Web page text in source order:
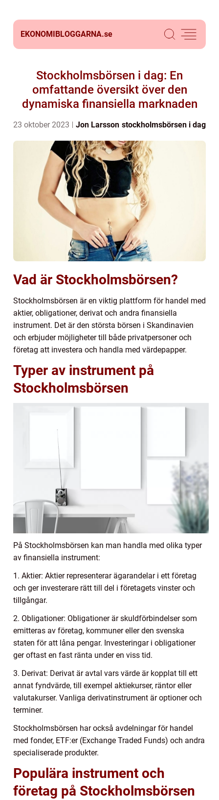
EKONOMIBLOGGARNA.se
Stockholmsbörsen i dag: En
omfattande översikt över den
dynamiska finansiella marknaden
23 oktober 2023 Jon Larsson stockholmsbörsen i dag
Vad är Stockholmsbörsen?
Stockholmsbörsen är en viktig plattform för handel med
aktier, obligationer, derivat och andra finansiella
instrument. Det är den största börsen i Skandinavien
och erbjuder möjligheter till både privatpersoner och
företag att investera och handla med värdepapper.
Typer av instrument på
Stockholmsbörsen
På Stockholmsbörsen kan man handla med olika typer
av finansiella instrument:
1. Aktier: Aktier representerar ägarandelar i ett företag
och ger investerare rätt till del i företagets vinster och
tillgångar.
2. Obligationer: Obligationer är skuldförbindelser som
emitteras av företag, kommuner eller den svenska
staten för att låna pengar. Investeringar i obligationer
ger oftast en fast ränta under en viss tid.
3. Derivat: Derivat är avtal vars värde är kopplat till ett
annat fyndvärde, till exempel aktiekurser, räntor eller
valutakurser. Vanliga derivatinstrument är optioner och
terminer.
Stockholmsbörsen har också avdelningar för handel
med fonder, ETF:er (Exchange Traded Funds) och andra
specialiserade produkter.
Populära instrument och
företag på Stockholmsbörsen